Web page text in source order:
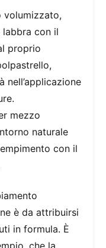
volumizzato,
labbra con il
proprio
nell’applicazione
mezzo
naturale
con il
è da attribuirsi
in formula. È
che la